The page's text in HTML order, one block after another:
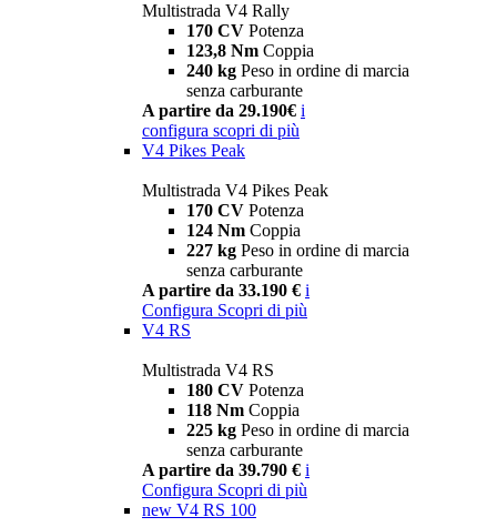
Multistrada V4 Rally
170 CV Potenza
123,8 Nm Coppia
240 kg Peso in ordine di marcia
senza carburante
A partire da 29.190€ i
configura scopri di più
V4 Pikes Peak
Multistrada V4 Pikes Peak
170 CV Potenza
124 Nm Coppia
227 kg Peso in ordine di marcia
senza carburante
A partire da 33.190 € i
Configura Scopri di più
V4 RS
Multistrada V4 RS
180 CV Potenza
118 Nm Coppia
225 kg Peso in ordine di marcia
senza carburante
A partire da 39.790 € i
Configura Scopri di più
new V4 RS 100